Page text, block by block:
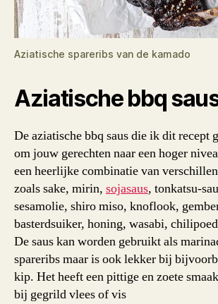
Aziatische spareribs van de kamado
Aziatische bbq
De aziatische bbq saus die ik dit recept
om jouw gerechten naar een hoger
een heerlijke combinatie van
zoals sake, mirin, sojasaus, tonkatsu-
sesamolie, shiro miso, knoflook,
basterdsuiker, honing, wasabi,
De saus kan worden gebruikt als
spareribs maar is ook lekker bij
kip. Het heeft een pittige en zoete
bij gegrild vlees of vis